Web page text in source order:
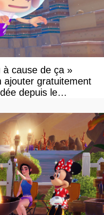
à cause de ça »
ajouter gratuitement
depuis le